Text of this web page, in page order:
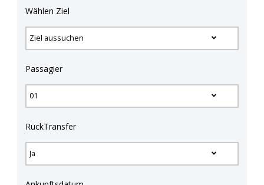
Wählen Ziel
Passagier
RückTransfer